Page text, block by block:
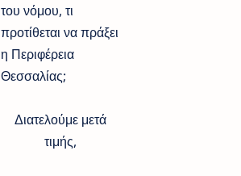
του νόμου, τι
προτίθεται να πράξει
η Περιφέρεια
Θεσσαλίας;
Διατελούμε μετά
τιμής,